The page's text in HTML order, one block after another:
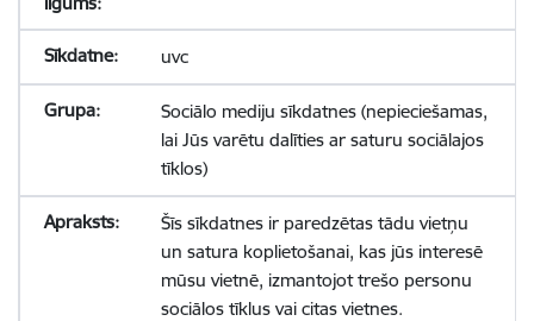
uvc
Sociālo mediju sīkdatnes (nepieciešamas,
lai Jūs varētu dalīties ar saturu sociālajos
tīklos)
Šīs sīkdatnes ir paredzētas tādu vietņu
un satura koplietošanai, kas jūs interesē
mūsu vietnē, izmantojot trešo personu
sociālos tīklus vai citas vietnes.